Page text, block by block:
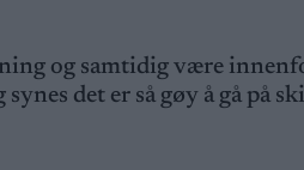
og samtidig være
det er så gøy å gå på